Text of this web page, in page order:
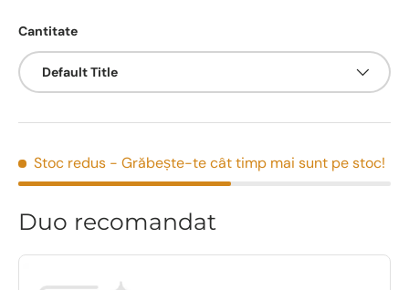
Cantitate
Default Title
Stoc redus - Grăbește-te cât timp mai sunt pe stoc!
Duo recomandat